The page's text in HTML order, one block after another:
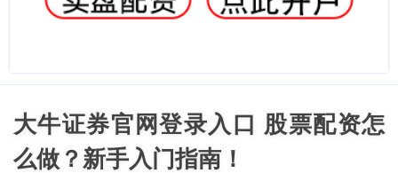
大牛证券官网登录入口 股票配资怎
么做？新手入门指南！